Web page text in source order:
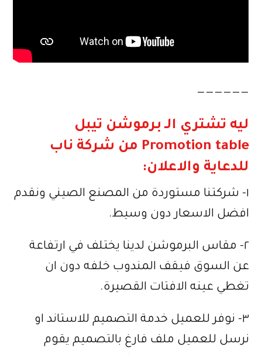
——————
ليه تشتري الـ برموشن تيبل
Promotion table من شركة ناب
للدعاية والاعلان:
١- شركتنا مستوردة من المصنع الصيني ونقدم
افضل الاسعار دون وسيط.
٢- مقاس البرموشن لدينا يختلف في ارتفاعة
عن السوق فيقف المندوب خلفه دون ان
تغطي عينه الافتات القصيرة.
٣- نوفر للعميل خدمة التصميم للاستاند او
نرسل للعميل ملف فارغ بالتصميم يقوم